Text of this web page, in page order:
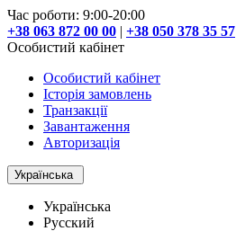
Час роботи: 9:00-20:00
+38 063 872 00 00 | +38 050 378 35 57
Особистий кабінет
Особистий кабінет
Історія замовлень
Транзакції
Завантаження
Авторизація
Українська
Українська
Русский